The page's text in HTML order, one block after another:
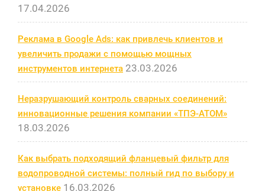
17.04.2026
Реклама в Google Ads: как привлечь клиентов и
увеличить продажи с помощью мощных
инструментов интернета 23.03.2026
Неразрушающий контроль сварных соединений:
инновационные решения компании «ТПЭ-АТОМ»
18.03.2026
Как выбрать подходящий фланцевый фильтр для
водопроводной системы: полный гид по выбору и
установке 16.03.2026